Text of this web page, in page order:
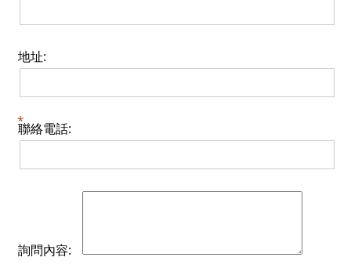
地址:
聯絡電話:
詢問內容: